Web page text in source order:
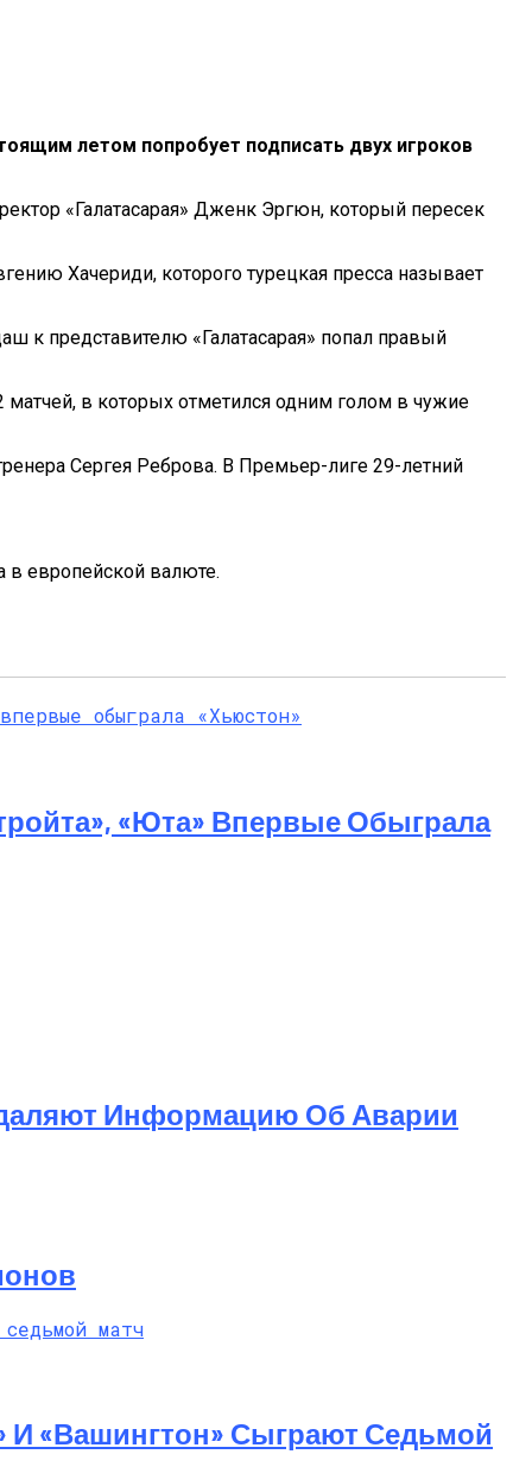
летом попробует подписать двух игроков
«Галатасарая» Дженк Эргюн, который пересек
Хачериди, которого турецкая пресса называет
к представителю «Галатасарая» попал правый
в которых отметился одним голом в чужие
Сергея Реброва. В Премьер-лиге 29-летний
в европейской валюте.
«Юта» Впервые Обыграла
Информацию Об Аварии
«Вашингтон» Сыграют Седьмой